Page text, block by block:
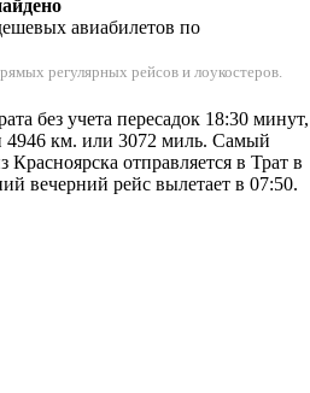
авиабилетов по
регулярных рейсов и лоукостеров.
без учета пересадок 18:30 минут,
4946 км. или 3072 миль. Самый
отправляется в Трат в
вечерний рейс вылетает в 07:50.